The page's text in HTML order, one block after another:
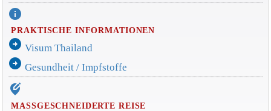
info
PRAKTISCHE INFORMATIONEN
arrow_circle_right Visum Thailand
arrow_circle_right Gesundheit / Impfstoffe
edit_location_alt
MASSGESCHNEIDERTE REISE